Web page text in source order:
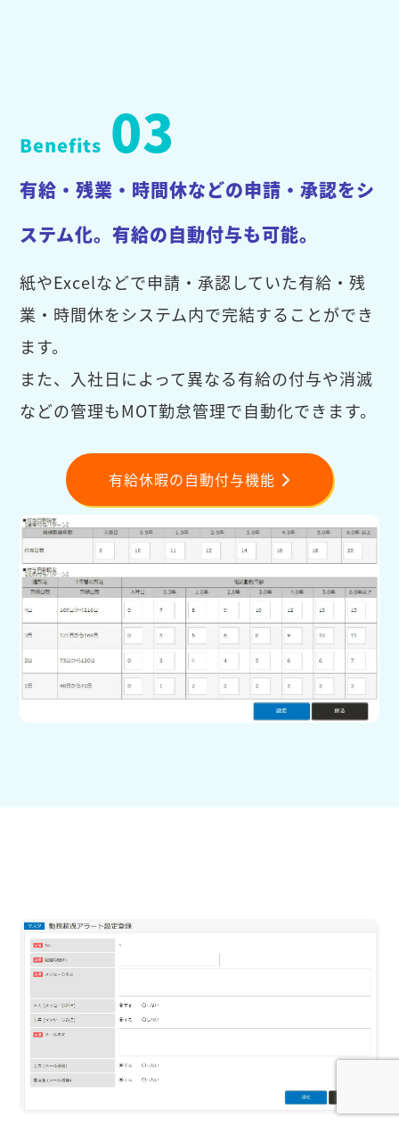
Benefits 03
有給・残業・時間休などの申請・承認をシ
ステム化。有給の自動付与も可能。
紙やExcelなどで申請・承認していた有給・残
業・時間休をシステム内で完結することができ
ます。
また、入社日によって異なる有給の付与や消滅
などの管理もMOT勤怠管理で自動化できます。
有給休暇の自動付与機能